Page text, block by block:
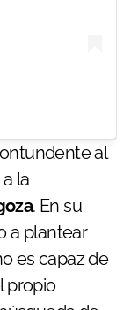
al
la
. En su
a plantear
es capaz de
propio